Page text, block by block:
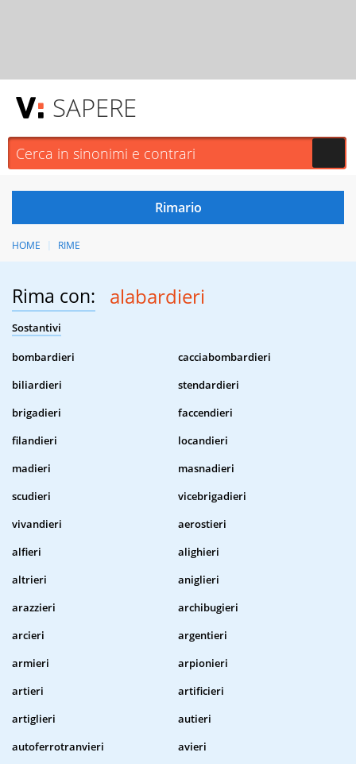
SAPERE
HOME RIME
Rima con: alabardieri
Sostantivi
bombardieri
cacciabombardieri
biliardieri
stendardieri
brigadieri
faccendieri
filandieri
locandieri
madieri
masnadieri
scudieri
vicebrigadieri
vivandieri
aerostieri
alfieri
alighieri
altrieri
aniglieri
arazzieri
archibugieri
arcieri
argentieri
armieri
arpionieri
artieri
artificieri
artiglieri
autieri
autoferrotranvieri
avieri